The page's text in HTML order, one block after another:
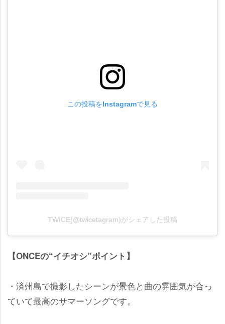
この投稿をInstagramで見る
TWICE(@twicetagram)がシェアした投稿
【ONCEの“イチオシ”ポイント】
・済州島で撮影したシーンが景色と曲の雰囲気が合っ
ていて最高のサマーソングです。